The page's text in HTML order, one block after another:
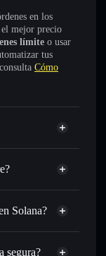
en los
el mejor precio
límite o usar
tus
Cómo
para SOL,
disponible
operaciones en
Solana?
privacidad
segura?